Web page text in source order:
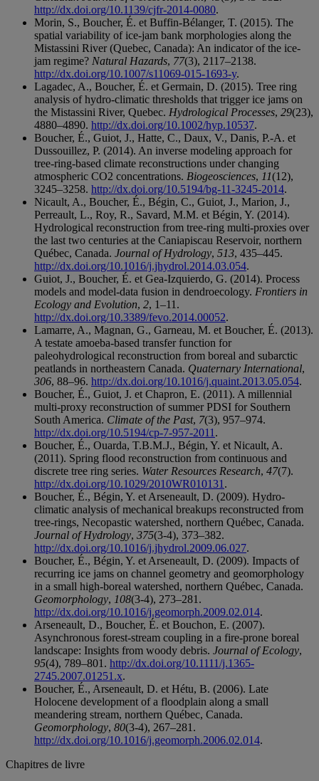
http://dx.doi.org/10.1139/cjfr-2014-0080.
Morin, S., Boucher, É. et Buffin-Bélanger, T. (2015). The
spatial variability of ice-jam bank morphologies along the
Mistassini River (Quebec, Canada): An indicator of the ice-
jam regime? Natural Hazards, 77(3), 2117–2138.
http://dx.doi.org/10.1007/s11069-015-1693-y.
Lagadec, A., Boucher, É. et Germain, D. (2015). Tree ring
analysis of hydro‐climatic thresholds that trigger ice jams on
the Mistassini River, Quebec. Hydrological Processes, 29(23),
4880–4890. http://dx.doi.org/10.1002/hyp.10537.
Boucher, É., Guiot, J., Hatte, C., Daux, V., Danis, P.-A. et
Dussouillez, P. (2014). An inverse modeling approach for
tree-ring-based climate reconstructions under changing
atmospheric CO2 concentrations. Biogeosciences, 11(12),
3245–3258. http://dx.doi.org/10.5194/bg-11-3245-2014.
Nicault, A., Boucher, É., Bégin, C., Guiot, J., Marion, J.,
Perreault, L., Roy, R., Savard, M.M. et Bégin, Y. (2014).
Hydrological reconstruction from tree-ring multi-proxies over
the last two centuries at the Caniapiscau Reservoir, northern
Québec, Canada. Journal of Hydrology, 513, 435–445.
http://dx.doi.org/10.1016/j.jhydrol.2014.03.054.
Guiot, J., Boucher, É. et Gea-Izquierdo, G. (2014). Process
models and model-data fusion in dendroecology. Frontiers in
Ecology and Evolution, 2, 1–11.
http://dx.doi.org/10.3389/fevo.2014.00052.
Lamarre, A., Magnan, G., Garneau, M. et Boucher, É. (2013).
A testate amoeba-based transfer function for
paleohydrological reconstruction from boreal and subarctic
peatlands in northeastern Canada. Quaternary International,
306, 88–96. http://dx.doi.org/10.1016/j.quaint.2013.05.054.
Boucher, É., Guiot, J. et Chapron, E. (2011). A millennial
multi-proxy reconstruction of summer PDSI for Southern
South America. Climate of the Past, 7(3), 957–974.
http://dx.doi.org/10.5194/cp-7-957-2011 .
Boucher, É., Ouarda, T.B.M.J., Bégin, Y. et Nicault, A.
(2011). Spring flood reconstruction from continuous and
discrete tree ring series. Water Resources Research, 47(7).
http://dx.doi.org/10.1029/2010WR010131 .
Boucher, É., Bégin, Y. et Arseneault, D. (2009). Hydro-
climatic analysis of mechanical breakups reconstructed from
tree-rings, Necopastic watershed, northern Québec, Canada.
Journal of Hydrology, 375(3-4), 373–382.
http://dx.doi.org/10.1016/j.jhydrol.2009.06.027.
Boucher, É., Bégin, Y. et Arseneault, D. (2009). Impacts of
recurring ice jams on channel geometry and geomorphology
in a small high-boreal watershed, northern Québec, Canada.
Geomorphology, 108(3-4), 273–281.
http://dx.doi.org/10.1016/j.geomorph.2009.02.014.
Arseneault, D., Boucher, É. et Bouchon, E. (2007).
Asynchronous forest-stream coupling in a fire-prone boreal
landscape: Insights from woody debris. Journal of Ecology,
95(4), 789–801. http://dx.doi.org/10.1111/j.1365-
2745.2007.01251.x.
Boucher, É., Arseneault, D. et Hétu, B. (2006). Late
Holocene development of a floodplain along a small
meandering stream, northern Québec, Canada.
Geomorphology, 80(3-4), 267–281.
http://dx.doi.org/10.1016/j.geomorph.2006.02.014.
Chapitres de livre